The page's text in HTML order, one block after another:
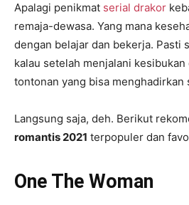
Apalagi penikmat serial drakor
remaja-dewasa. Yang mana
dengan belajar dan bekerja. Pasti
kalau setelah menjalani
tontonan yang bisa menghadirkan
Langsung saja, deh. Berikut
romantis 2021 terpopuler dan
One The Woman